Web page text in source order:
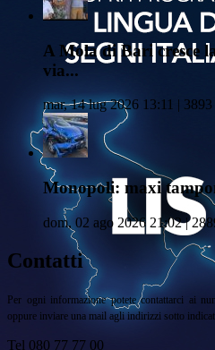
A Mola di Bari cresce
via...
mar, 14 lug 2026 13:11 |
Monopoli: maxi
dom, 02 ago 2026 21:02 |
Contatti
Per ogni informazione potete contattarci ai
oppure inviare una mail agli indirizzi sotto
Tel 080 77 77 00